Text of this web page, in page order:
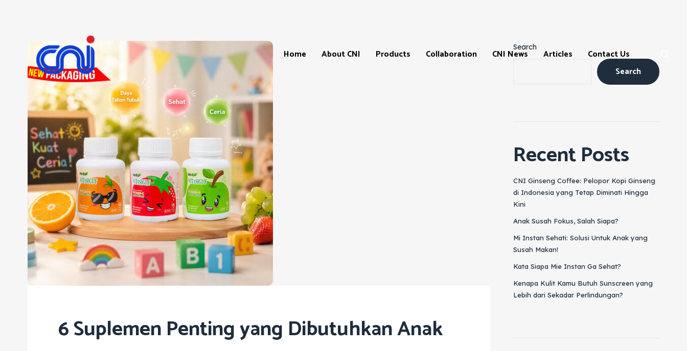
Home About CNI Products Collaboration CNI News Articles Contact Us
6 Suplemen Penting yang Dibutuhkan Anak
Search
Search
Recent Posts
CNI Ginseng Coffee: Pelopor Kopi Ginseng
di Indonesia yang Tetap Diminati Hingga
Kini
Anak Susah Fokus, Salah Siapa?
Mi Instan Sehati: Solusi Untuk Anak yang
Susah Makan!
Kata Siapa Mie Instan Ga Sehat?
Kenapa Kulit Kamu Butuh Sunscreen yang
Lebih dari Sekadar Perlindungan?